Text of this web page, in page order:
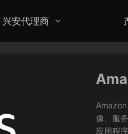
兴安代理商
像、服
应用程